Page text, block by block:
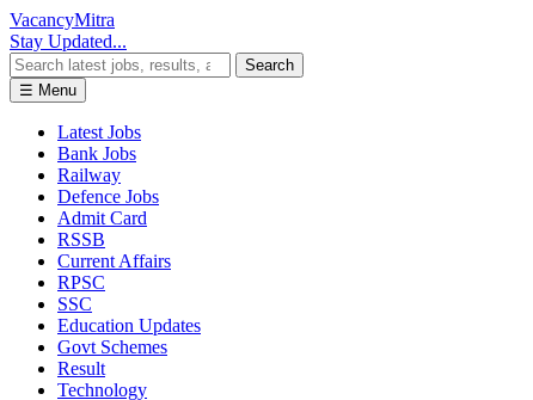
VacancyMitra
Stay Updated...
Search
☰ Menu
Latest Jobs
Bank Jobs
Railway
Defence Jobs
Admit Card
RSSB
Current Affairs
RPSC
SSC
Education Updates
Govt Schemes
Result
Technology